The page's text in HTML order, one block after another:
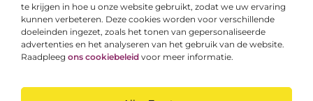
te krijgen in hoe u onze website gebruikt, zodat we uw ervaring
kunnen verbeteren. Deze cookies worden voor verschillende
doeleinden ingezet, zoals het tonen van gepersonaliseerde
advertenties en het analyseren van het gebruik van de website.
Raadpleeg ons cookiebeleid voor meer informatie.
Linkzoekertjes.be brengt je elke dag iets nieuws
Inspirerende blogs en waardevolle tips voor een
slimmer en leuker internetgebruik.